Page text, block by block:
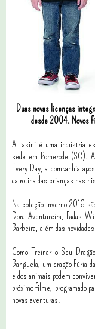
Duas novas licenças
desde 2004. Novos
A Fakini é uma indústria
sede em Pomerode (SC).
Every Day, a companhia
da rotina das crianças nas
Na coleção Inverno 2016
Dora Aventureira, Fadas
Barbeira, além das
Como Treinar o Seu
Banguela, um dragão Fúria
e dos animais podem
próximo filme, programado
novas aventuras.